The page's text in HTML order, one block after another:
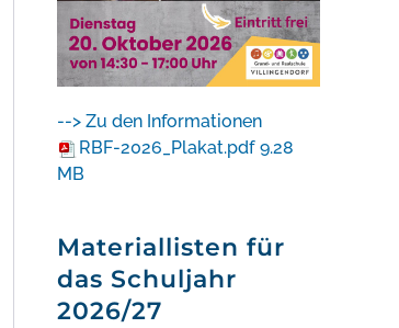
--> Zu den Informationen
RBF-2026_Plakat.pdf 9.28
MB
Materiallisten für
das Schuljahr
2026/27